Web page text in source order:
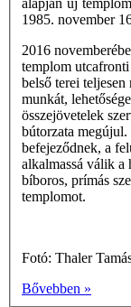
alapján új
1985. november
2016
templom
belső terei
munkát,
összejövetelek
bútorzata
befejeződnek, a
alkalmassá válik a
bíboros, prímás
templomot.
Fotó: Thaler
Bővebben »